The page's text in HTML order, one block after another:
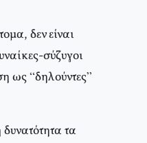
δεν είναι
σύζυγοι
ως “δηλούντες”
τα